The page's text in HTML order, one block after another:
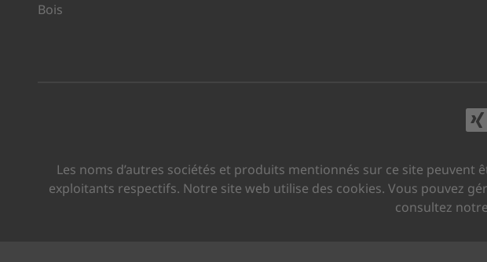
Bois
Les noms d’autres sociétés et produits mentionnés sur ce site peuvent
exploitants respectifs. Notre site web utilise des cookies. Vous pouvez
consultez